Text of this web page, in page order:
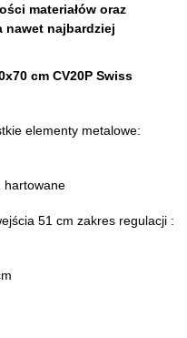
materiałów oraz
nawet najbardziej
cm CV20P Swiss
elementy metalowe:
hartowane
51 cm zakres regulacji :